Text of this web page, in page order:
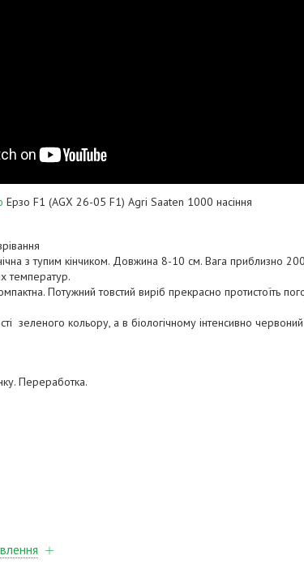
Ерзо F1 (AGX 26-05 F1) Agri Saaten 1000 насіння
з тупим кінчиком. Довжина 8-10 см. Вага приблизно
температур.
Потужний товстий виріб прекрасно протистоїть
зеленого кольору, а в біологічному інтенсивно
Переработка.